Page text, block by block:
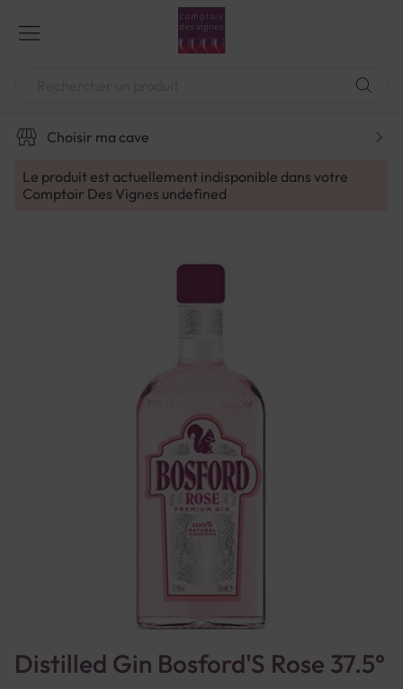
contenu
Choisir ma cave
Le produit est actuellement indisponible dans votre
Comptoir Des Vignes undefined
Distilled Gin Bosford'S Rose 37.5°